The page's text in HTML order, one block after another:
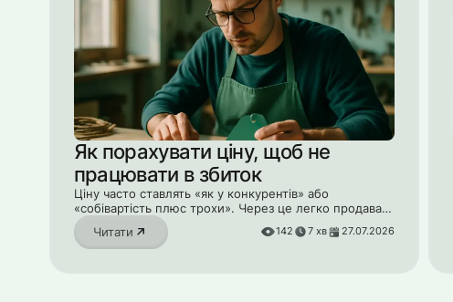
Як порахувати ціну, щоб не
працювати в збиток
Ціну часто ставлять «як у конкурентів» або
«собівартість плюс трохи». Через це легко продавати
в мінус і не помічати цього. Як рахувати ціну
правильно.
Читати 142 7 хв 27.07.2026